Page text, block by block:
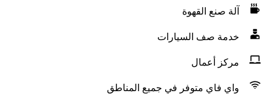
آلة صنع القهوة
خدمة صف السيارات
مركز أعمال
واي فاي متوفر في جميع المناطق